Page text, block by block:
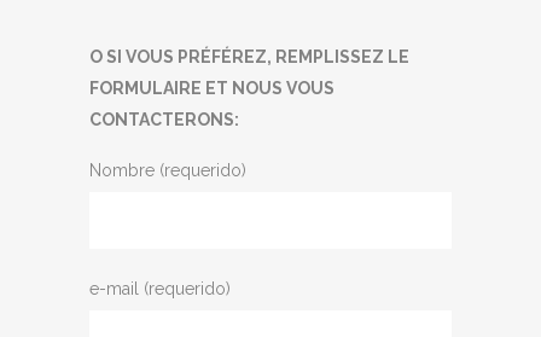
O SI VOUS PRÉFÉREZ, REMPLISSEZ LE
FORMULAIRE ET NOUS VOUS
CONTACTERONS:
Nombre (requerido)
e-mail (requerido)